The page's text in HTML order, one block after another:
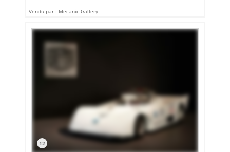
Vendu par : Mecanic Gallery
12